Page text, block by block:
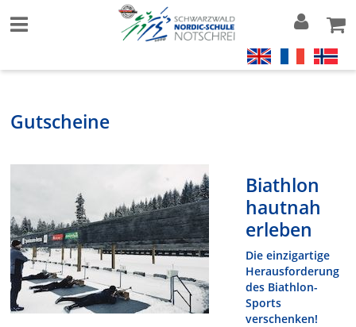
Gutscheine
Biathlon
hautnah
erleben
Die einzigartige
Herausforderung
des Biathlon-
Sports
verschenken!